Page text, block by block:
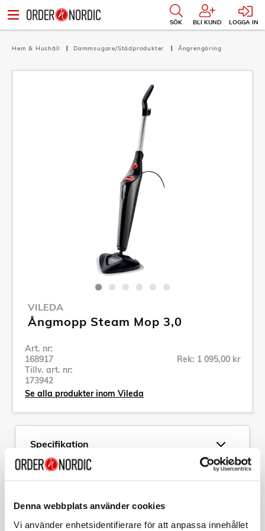
Denna webbplats använder cookies
Vi använder enhetsidentifierare för att anpassa innehållet
SÖK BLI KUND LOGGA IN
Hem & Hushåll Dammsugare/Städprodukter Ångrengöring
VILEDA
Ångmopp Steam Mop 3,0
Art. nr:
168917
Tillv. art. nr:
173942
Rek: 1 095,00 kr
Se alla produkter inom Vileda
Specifikation
Beskrivning
168917
Tillv. art. nr:173942